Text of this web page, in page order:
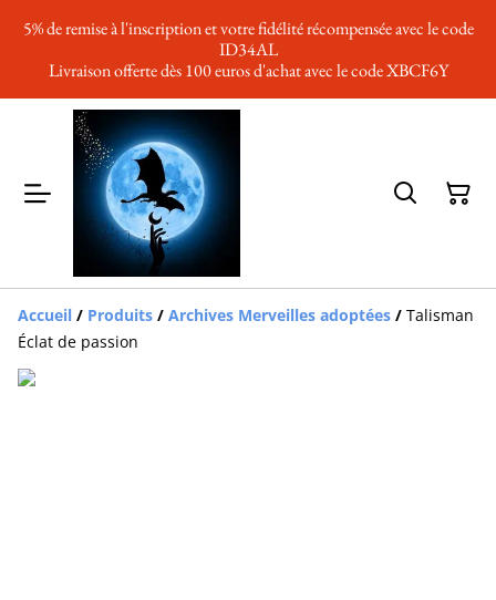
5% de remise à l'inscription et votre fidélité récompensée avec le code
ID34AL
Livraison offerte dès 100 euros d'achat avec le code XBCF6Y
Accueil / Produits / Archives Merveilles adoptées / Talisman
Éclat de passion